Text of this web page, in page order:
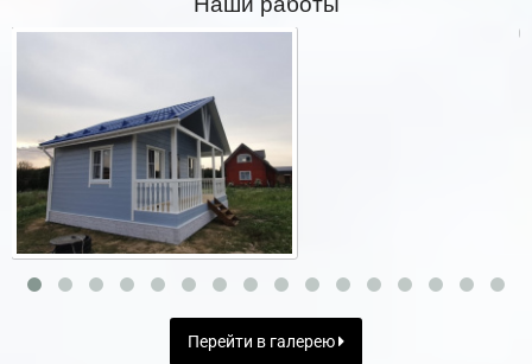
Перейти в галерею